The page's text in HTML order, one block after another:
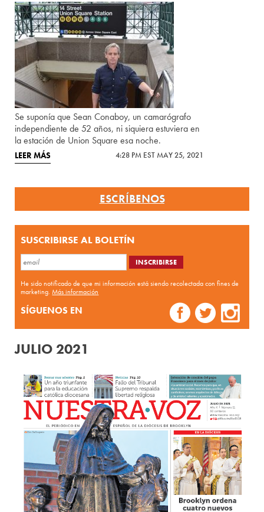
Se suponía que Sean Conaboy, un camarógrafo
independiente de 52 años, ni siquiera estuviera en
la estación de Union Square esa noche.
LEER MÁS 4:28 PM EST MAY 25, 2021
ESCRÍBENOS
SUSCRIBIRSE AL BOLETÍN
He sido notificado de que mi información está siendo recolectada con fines de
marketing.Más información
SÍGUENOS EN
JULIO 2021